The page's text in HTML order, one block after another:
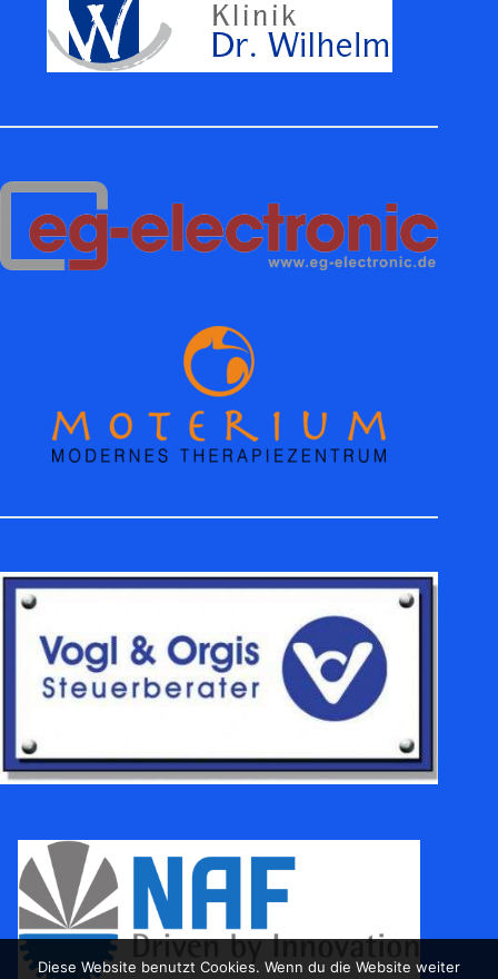
Diese Website benutzt Cookies. Wenn du die Website weiter